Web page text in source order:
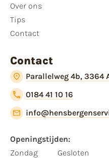
Over ons
Tips
Contact
Contact
Parallelweg 4b, 3364
0184 41 10 16
Openingstijden:
Zondag
Gesloten